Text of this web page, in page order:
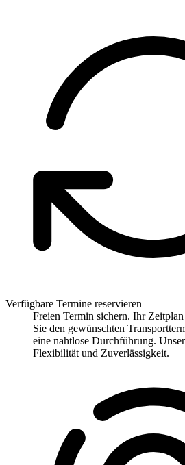
Verfügbare Termine reservieren
Freien Termin sichern. Ihr
Sie den gewünschten
eine nahtlose Durchführung.
Flexibilität und Zuverlässigkeit.